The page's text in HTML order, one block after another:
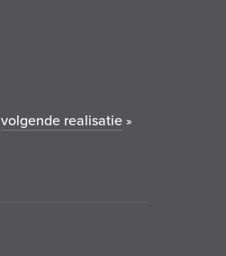
volgende realisatie »